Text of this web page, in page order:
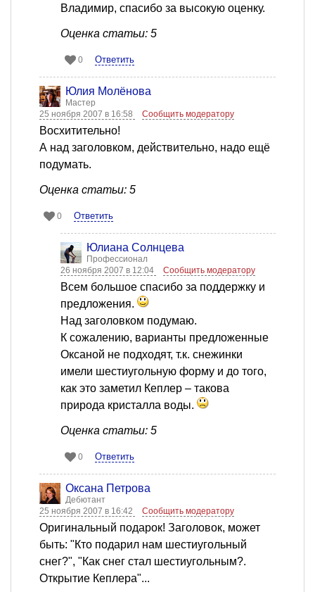
Владимир, спасибо за высокую оценку.
Оценка статьи: 5
0 Ответить
Юлия Молёнова
Мастер
25 ноября 2007 в 16:58
Сообщить модератору
Восхитительно!
А над заголовком, действительно, надо ещё
подумать.
Оценка статьи: 5
0 Ответить
Юлиана Солнцева
Профессионал
26 ноября 2007 в 12:04
Сообщить модератору
Всем большое спасибо за поддержку и
предложения.
Над заголовком подумаю.
К сожалению, варианты предложенные
Оксаной не подходят, т.к. снежинки
имели шестиугольную форму и до того,
как это заметил Кеплер – такова
природа кристалла воды.
Оценка статьи: 5
0 Ответить
Оксана Петрова
Дебютант
25 ноября 2007 в 16:42
Сообщить модератору
Оригинальный подарок! Заголовок, может
быть: "Кто подарил нам шестиугольный
снег?", "Как снег стал шестиугольным?.
Открытие Кеплера"...